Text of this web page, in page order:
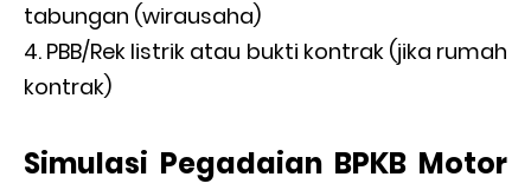
tabungan (wirausaha)
PBB/Rek listrik atau bukti kontrak (jika rumah
kontrak)
Simulasi Pegadaian BPKB Motor